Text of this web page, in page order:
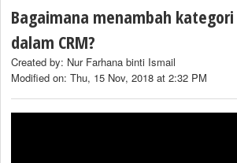
Bagaimana menambah
dalam CRM?
Created by: Nur Farhana binti Ismail
Modified on: Thu, 15 Nov, 2018 at 2:32 PM